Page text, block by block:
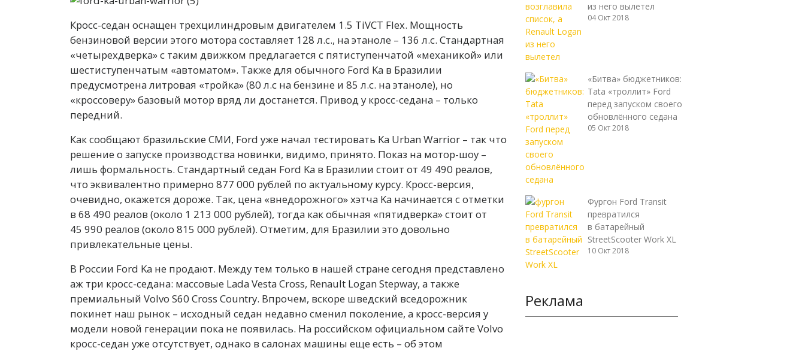
Кросс-седан оснащен трехцилиндровым двигателем 1.5 TiVCT Flex. Мощность
бензиновой версии этого мотора составляет 128 л.с., на этаноле – 136 л.с. Стандартная
«четырехдверка» с таким движком предлагается с пятиступенчатой «механикой» или
шестиступенчатым «автоматом». Также для обычного Ford Ka в Бразилии
предусмотрена литровая «тройка» (80 л.с на бензине и 85 л.с. на этаноле), но
«кроссоверу» базовый мотор вряд ли достанется. Привод у кросс-седана – только
передний.
Как сообщают бразильские СМИ, Ford уже начал тестировать Ka Urban Warrior – так что
решение о запуске производства новинки, видимо, принято. Показ на мотор-шоу –
лишь формальность. Стандартный седан Ford Ka в Бразилии стоит от 49 490 реалов,
что эквивалентно примерно 877 000 рублей по актуальному курсу. Кросс-версия,
очевидно, окажется дороже. Так, цена «внедорожного» хэтча Ka начинается с отметки
в 68 490 реалов (около 1 213 000 рублей), тогда как обычная «пятидверка» стоит от
45 990 реалов (около 815 000 рублей). Отметим, для Бразилии это довольно
привлекательные цены.
В России Ford Ka не продают. Между тем только в нашей стране сегодня представлено
аж три кросс-седана: массовые Lada Vesta Cross, Renault Logan Stepway, а также
премиальный Volvo S60 Cross Country. Впрочем, вскоре шведский вседорожник
покинет наш рынок – исходный седан недавно сменил поколение, а кросс-версия у
модели новой генерации пока не появилась. На российском официальном сайте Volvo
кросс-седан уже отсутствует, однако в салонах машины еще есть – об этом
из него вылетел
04 Окт 2018
«Битва» бюджетников:
Tata «троллит» Ford
перед запуском своего
обновлённого седана
05 Окт 2018
Фургон Ford Transit
превратился
в батарейный
StreetScooter Work XL
10 Окт 2018
Реклама